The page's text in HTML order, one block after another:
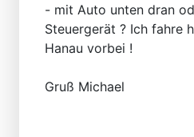
- mit Auto unten dran
Steuergerät ? Ich fahre
Hanau vorbei !
Gruß Michael